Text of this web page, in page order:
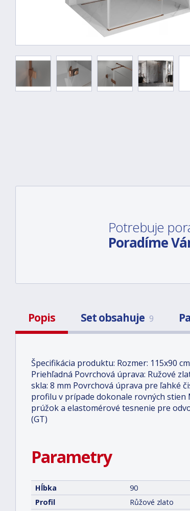
Potrebuje
Poradíme
Popis Set obsahuje 9
Špecifikácia produktu: Rozmer: 115x90
Priehľadná Povrchová úprava: Ružové
skla: 8 mm Povrchová úprava pre ľahké
profilu v prípade dokonale rovných
prúžok a elastomérové tesnenie pre
(GT)
Parametry
Hĺbka
90
Profil
Růžové zlato